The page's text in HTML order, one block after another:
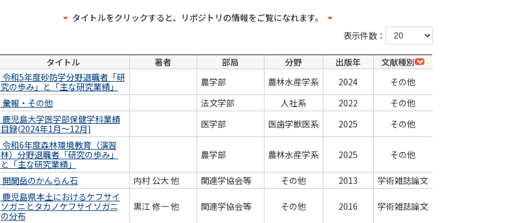
タイトルをクリックすると、リポジトリの情報をご覧になれます。
表示件数：
タイトル 著者 部局 分野 出版年
文献種別
令和5年度砂防学分野退職者「研
究の歩み」と「主な研究業績」
農学部 農林水産学系 2024
その他
彙報・その他 法文学部 人社系 2022
その他
鹿児島大学医学部保健学科業績
目録(2024年1月～12月)
医学部 医歯学獣医系 2025 その他
令和6年度森林環境教育（演習
林）分野退職者「研究の歩み」
と「主な研究業績」
農学部 農林水産学系 2025 その他
開聞岳のかんらん石 内村 公大 他 関連学協会等 その他 2013 学術雑誌論文
鹿児島県本土におけるケフサイ
ソガニとタカノケフサイソガニ
の分布
黒江 修一 他 関連学協会等 その他 2016 学術雑誌論文